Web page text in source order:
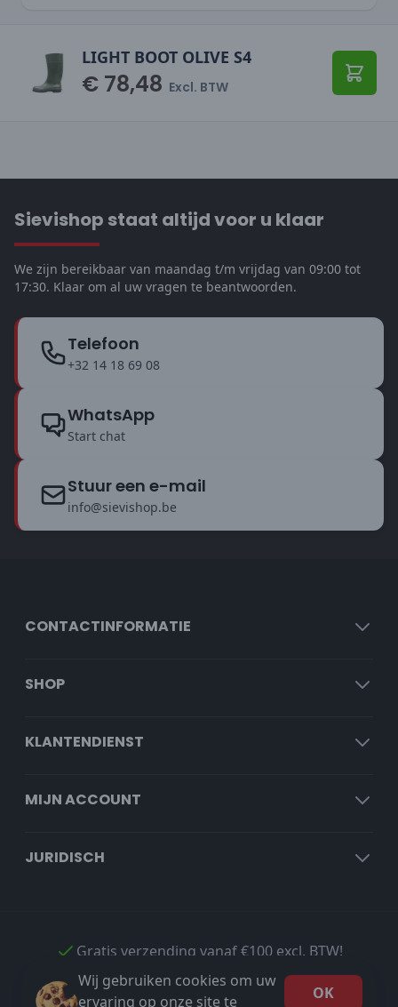
Wij gebruiken cookies om uw
ervaring op onze site te
OK
LIGHT BOOT OLIVE S4
€ 78,48 Excl. BTW
Sievishop staat altijd voor u klaar
We zijn bereikbaar van maandag t/m vrijdag van 09:00 tot
17:30. Klaar om al uw vragen te beantwoorden.
Telefoon
+32 14 18 69 08
WhatsApp
Start chat
Stuur een e-mail
info@sievishop.be
CONTACTINFORMATIE
SHOP
KLANTENDIENST
MIJN ACCOUNT
JURIDISCH
Gratis verzending vanaf €100 excl. BTW!